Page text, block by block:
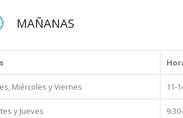
MAÑANAS
Miércoles y Viernes 11-
y Jueves